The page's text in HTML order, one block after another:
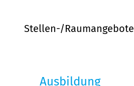
Stellen-/Raumangebote
Ausbildung